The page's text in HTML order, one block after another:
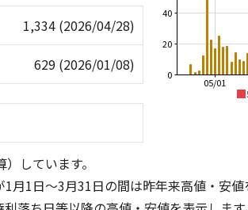
1,334 (2026/04/28)
629 (2026/01/08)
05/01
0
20
40
しています。
月1日～3月31日の間は昨年来高値・安